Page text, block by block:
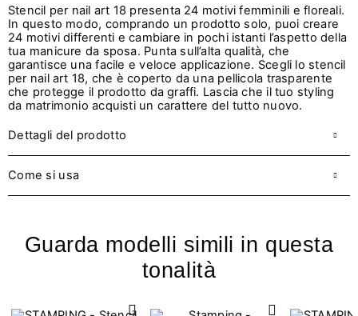
Stencil per nail art 18 presenta 24 motivi femminili e floreali.
In questo modo, comprando un prodotto solo, puoi creare
24 motivi differenti e cambiare in pochi istanti l’aspetto della
tua manicure da sposa. Punta sull’alta qualità, che
garantisce una facile e veloce applicazione. Scegli lo stencil
per nail art 18, che è coperto da una pellicola trasparente
che protegge il prodotto da graffi. Lascia che il tuo styling
da matrimonio acquisti un carattere del tutto nuovo.
Dettagli del prodotto
Come si usa
Guarda modelli simili in questa
tonalità